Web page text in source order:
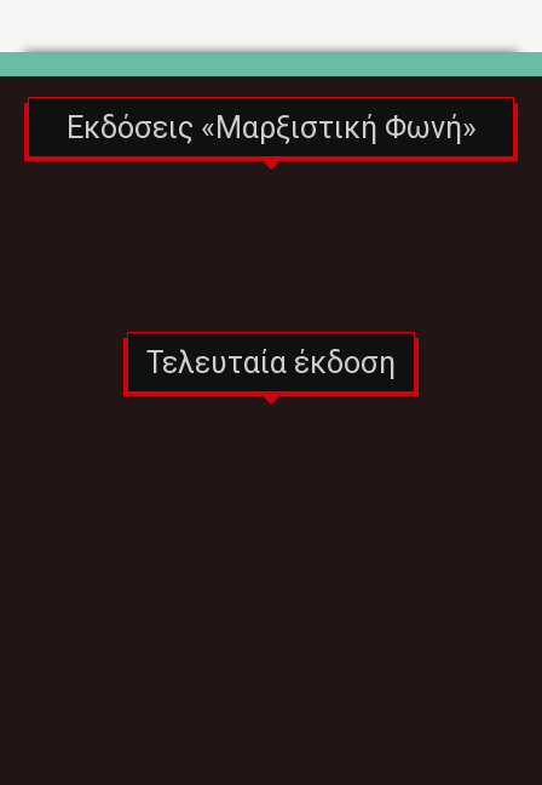
Εκδόσεις «Μαρξιστική Φωνή»
Τελευταία έκδοση